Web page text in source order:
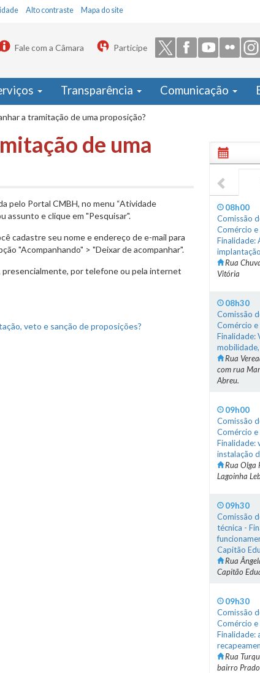
Alto contraste Mapa do site
Fale com a Câmara Participe
Transparência Comunicação
a tramitação de uma proposição?
de uma
pelo Portal CMBH, no menu “Atividade
assunto e clique em "Pesquisar".
cadastre seu nome e endereço de e-mail para
"Acompanhando" > "Deixar de acompanhar".
presencialmente, por telefone ou pela internet
veto e sanção de proposições?
08h00
Comissão
Comércio e
Finalidade:
Rua
Vitória
08h30
Comissão
Comércio e
Finalidade:
mobilidade,
Rua
com rua
Abreu.
09h00
Comissão
Comércio e
Finalidade:
instalação
Rua Olga
Lagoinha
09h30
Comissão
técnica -
Capitão
Rua
Capitão
09h30
Comissão
Comércio e
Finalidade:
Rua
bairro Prado